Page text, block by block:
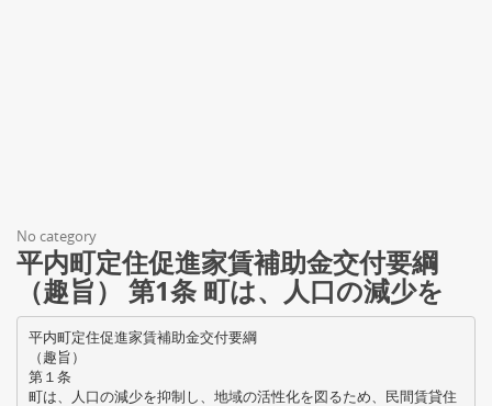
No category
平内町定住促進家賃補助金交付要綱
（趣旨） 第1条 町は、人口の減少を
平内町定住促進家賃補助金交付要綱
（趣旨）
第１条
町は、人口の減少を抑制し、地域の活性化を図るため、民間賃貸住